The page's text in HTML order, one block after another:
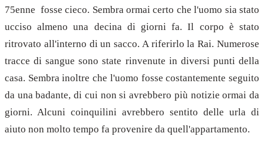
75enne fosse cieco. Sembra ormai certo che l'uomo sia stato
ucciso almeno una decina di giorni fa. Il corpo è stato
ritrovato all'interno di un sacco. A riferirlo la Rai. Numerose
tracce di sangue sono state rinvenute in diversi punti della
casa. Sembra inoltre che l'uomo fosse costantemente seguito
da una badante, di cui non si avrebbero più notizie ormai da
giorni. Alcuni coinquilini avrebbero sentito delle urla di
aiuto non molto tempo fa provenire da quell'appartamento.